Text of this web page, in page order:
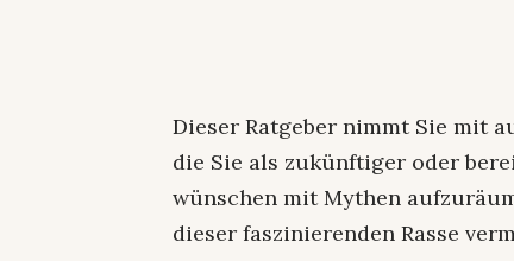
Dieser Ratgeber nimmt Sie mit
die Sie als zukünftiger oder
wünschen mit Mythen
dieser faszinierenden Rasse